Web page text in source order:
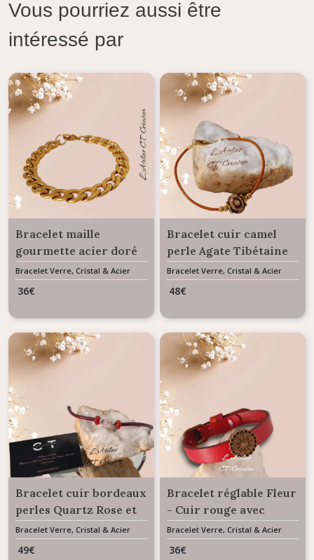
Vous pourriez aussi être
intéressé par
Bracelet maille
gourmette acier doré
Bracelet Verre, Cristal & Acier
36€
Bracelet cuir camel
perle Agate Tibétaine
Bracelet Verre, Cristal & Acier
48€
Bracelet cuir bordeaux
perles Quartz Rose et
Cornaline
Bracelet Verre, Cristal & Acier
49€
Bracelet réglable Fleur
- Cuir rouge avec
fermoir boucle bronze
Bracelet Verre, Cristal & Acier
36€